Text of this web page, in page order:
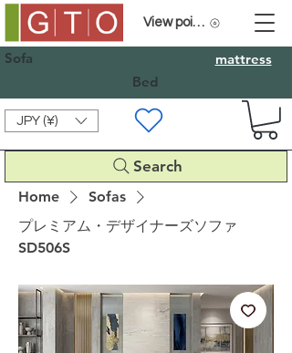
Sofa
mattress
Bed
JPY (¥)
Search
View points
Home
Sofas
プレミアム・デザイナーズソファ
SD506S